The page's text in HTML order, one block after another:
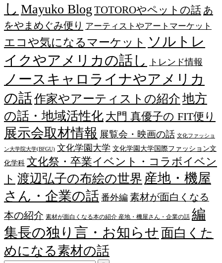
し Mayuko Blog TOTOROやペットの話 あ
をやまめぐみ便り アーティストやアートマーケット
エコや気になるマーケット ソルトレ
イクやアメリカの話し
トレンド情報
ノースキャロライナやアメリカ
の話作家やアーティストの紹介地方
の話・地域活性化 大門 真優子の FIT便り
展示会取材情報 展覧会・映画の話 文化ファッショ
ン大学院大学(BFGU) 文化学園大学 文化学園大学国際ファッション文
化学科 文化祭・卒業イベント・コラボイベン
ト 渡辺弘子の布絵の世界 産地・機屋
さん・企業の話 番外編 素材が面白くなる
本の紹介 素材が面白くなる本の紹介 産地・機屋さん・企業の話 編
集長の独り言・お知らせ 面白くた
めになる素材の話